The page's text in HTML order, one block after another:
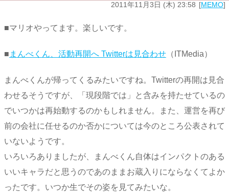
2011年11月3日 (木) 23:58 MEMO
■マリオやってます。楽しいです。
■ まんべくん、活動再開へ Twitterは見合わせ （ITMedia）
まんべくんが帰ってくるみたいですね。Twitterの再開は見合
わせるそうですが、「現段階では」と含みを持たせているの
でいつかは再始動するのかもしれません。また、運営を再び
前の会社に任せるのか否かについては今のところ公表されて
いないようです。
いろいろありましたが、まんべくん自体はインパクトのある
いいキャラだと思うのであのままお蔵入りにならなくてよか
ったです。いつか生でその姿を見てみたいな。